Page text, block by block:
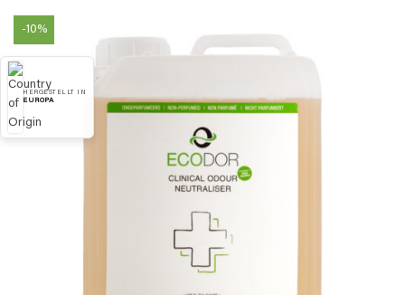
-10%
HERGESTELLT IN
EUROPA